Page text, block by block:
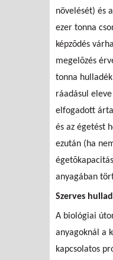
növelését) és
ezer tonna
képzõdés
megelõzés
tonna
ráadásul
elfogadott
és az égetést
ezután (ha
anyagában
Szerves
A biológiai
anyagoknál a
kapcsolatos